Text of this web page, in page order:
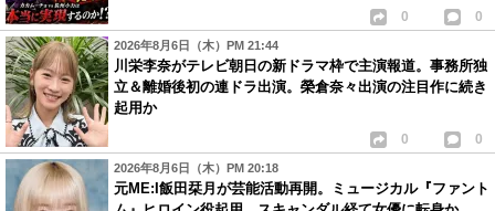
0 0
2026年8月6日（木）PM 21:44
川栄李奈がテレビ朝日の新ドラマ枠で主演報道。事務所独
立＆離婚後初の連ドラ出演。榮倉奈々出演の注目作に続き
起用か
0 0
2026年8月6日（木）PM 20:18
元ME:I飯田栞月が芸能活動再開。ミュージカル『ファント